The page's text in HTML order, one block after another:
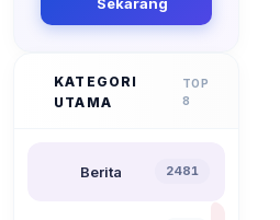
KATEGORI
UTAMA
TOP
8
Berita 2481